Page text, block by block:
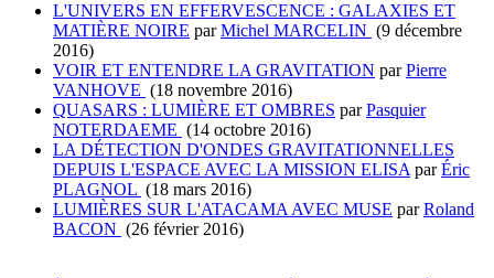
L'UNIVERS EN EFFERVESCENCE : GALAXIES ET
MATIÈRE NOIRE parMichel MARCELIN (9 décembre
2016)
VOIR ET ENTENDRE LA GRAVITATION parPierre
VANHOVE (18 novembre 2016)
QUASARS : LUMIÈRE ET OMBRES parPasquier
NOTERDAEME (14 octobre 2016)
LA DÉTECTION D'ONDES GRAVITATIONNELLES
DEPUIS L'ESPACE AVEC LA MISSION ELISAparÉric
PLAGNOL (18 mars 2016)
LUMIÈRES SUR L'ATACAMA AVEC MUSE parRoland
BACON (26 février 2016)